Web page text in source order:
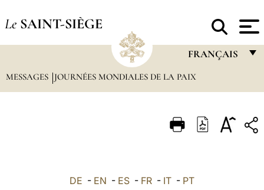
Le SAINT-SIÈGE
FRANÇAIS
FRANÇAIS
ITALIANO
MESSAGES JOURNÉES MONDIALES DE LA PAIX
DE - EN - ES - FR - IT - PT